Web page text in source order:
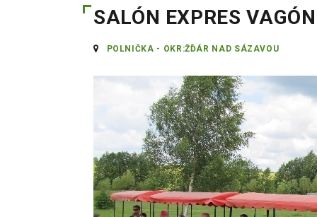
SALÓN EXPRES VAGÓN
POLNIČKA - OKR:ŽĎÁR NAD SÁZAVOU